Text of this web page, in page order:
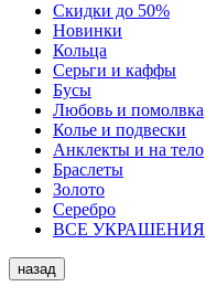
Скидки до 50%
Новинки
Кольца
Серьги и каффы
Бусы
Любовь и помолвка
Колье и подвески
Анклекты и на тело
Браслеты
Золото
Серебро
ВСЕ УКРАШЕНИЯ
назад